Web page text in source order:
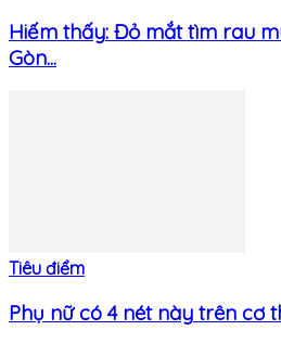
Hiếm thấy: Đỏ mắt tìm rau
Gòn...
Tiêu điểm
Phụ nữ có 4 nét này trên cơ